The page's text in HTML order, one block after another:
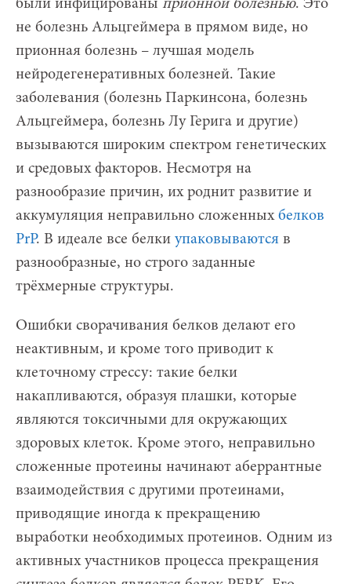
были инфицированы прионной болезнью. Это
не болезнь Альцгеймера в прямом виде, но
прионная болезнь – лучшая модель
нейродегенеративных болезней. Такие
заболевания (болезнь Паркинсона, болезнь
Альцгеймера, болезнь Лу Герига и другие)
вызываются широким спектром генетических
и средовых факторов. Несмотря на
разнообразие причин, их роднит развитие и
аккумуляция неправильно сложенных белков
PrP. В идеале все белки упаковываются в
разнообразные, но строго заданные
трёхмерные структуры.
Ошибки сворачивания белков делают его
неактивным, и кроме того приводит к
клеточному стрессу: такие белки
накапливаются, образуя плашки, которые
являются токсичными для окружающих
здоровых клеток. Кроме этого, неправильно
сложенные протеины начинают аберрантные
взаимодействия c другими протеинами,
приводящие иногда к прекращению
выработки необходимых протеинов. Одним из
активных участников процесса прекращения